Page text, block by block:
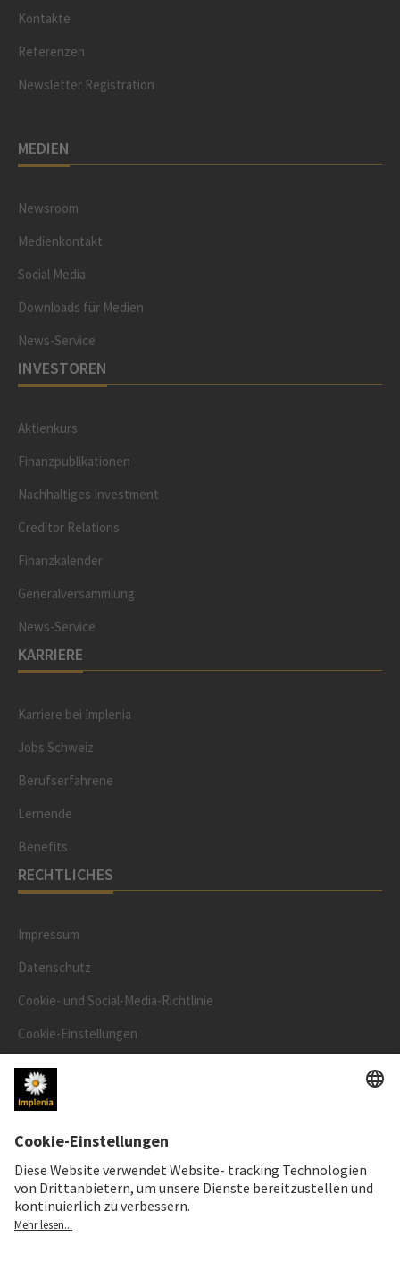
Kontakte
Referenzen
Newsletter Registration
MEDIEN
Newsroom
Medienkontakt
Social Media
Downloads für Medien
News-Service
INVESTOREN
Aktienkurs
Finanzpublikationen
Nachhaltiges Investment
Creditor Relations
Finanzkalender
Generalversammlung
News-Service
KARRIERE
Karriere bei Implenia
Jobs Schweiz
Berufserfahrene
Lernende
Benefits
RECHTLICHES
Impressum
Datenschutz
Cookie- und Social-Media-Richtlinie
Cookie-Einstellungen
Speak Up Line
AKTIENKURS
SWX: Implenia AG
62,30 CHF
-0,40 CHF (-0,64%)